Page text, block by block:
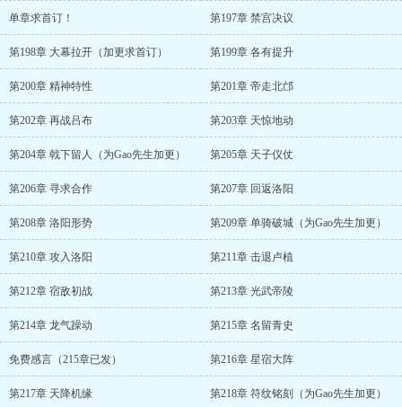
单章求首订！ 第197章 禁宫决议
第198章 大幕拉开（加更求首订） 第199章 各有提升
第200章 精神特性 第201章 帝走北邙
第202章 再战吕布 第203章 天惊地动
第204章 戟下留人（为Gao先生加更） 第205章 天子仪仗
第206章 寻求合作 第207章 回返洛阳
第208章 洛阳形势 第209章 单骑破城（为Gao先生加更）
第210章 攻入洛阳 第211章 击退卢植
第212章 宿敌初战 第213章 光武帝陵
第214章 龙气躁动 第215章 名留青史
免费感言（215章已发） 第216章 星宿大阵
第217章 天降机缘 第218章 符纹铭刻（为Gao先生加更）